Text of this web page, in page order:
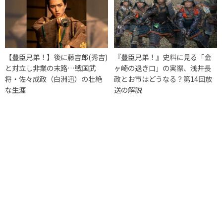
【豊臣兄弟！】後に藤吉郎(秀吉)
と対立し非業の末路…戦国武
将・佐々成政（白洲迅）の壮絶
な生涯
『豊臣兄弟！』史料に見る「金
ヶ崎の退き口」の実際、浅井長
政とお市はどうなる？第14回放
送の解説